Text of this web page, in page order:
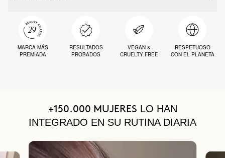
MARCA MÁS
PREMIADA
RESULTADOS
PROBADOS
VEGAN &
CRUELTY FREE
RESPETUOSO
CON EL PLANETA
+150.000 MUJERES LO HAN
INTEGRADO EN SU RUTINA DIARIA